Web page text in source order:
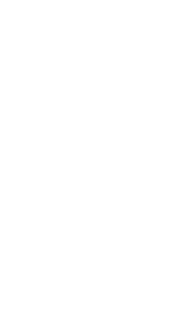
rublje u praonici
osoblje na